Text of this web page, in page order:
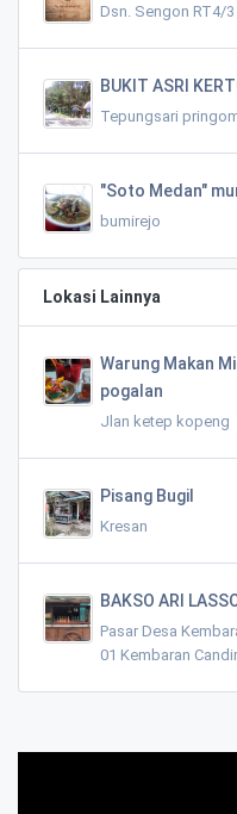
Dsn. Sengon RT4/
BUKIT ASRI
Tepungsari
"Soto Medan"
bumirejo
Lokasi Lainnya
Warung Makan
pogalan
Jlan ketep kopeng
Pisang Bugil
Kresan
BAKSO ARI
Pasar Desa
01 Kembaran